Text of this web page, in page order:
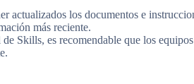
actualizados los documentos e
más reciente.
Skills, es recomendable que los